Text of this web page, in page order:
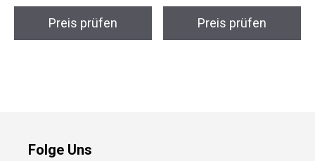
Wanderrucksack 16L
Wanderschuhe